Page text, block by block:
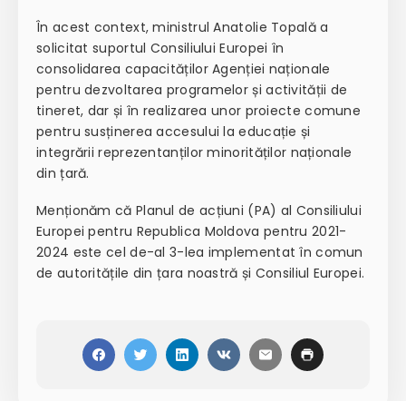
În acest context, ministrul Anatolie Topală a
solicitat suportul Consiliului Europei în
consolidarea capacităților Agenției naționale
pentru dezvoltarea programelor și activității de
tineret, dar și în realizarea unor proiecte comune
pentru susținerea accesului la educație și
integrării reprezentanților minorităților naționale
din țară.
Menționăm că Planul de acțiuni (PA) al Consiliului
Europei pentru Republica Moldova pentru 2021-
2024 este cel de-al 3-lea implementat în comun
de autoritățile din țara noastră și Consiliul Europei.